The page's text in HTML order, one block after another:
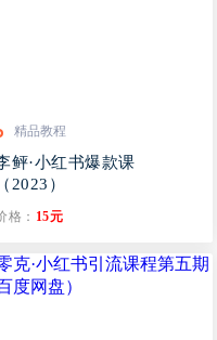
精品教程
鲆·小红书爆款课
（2023）
格： 15元